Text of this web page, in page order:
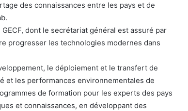
des connaissances entre les pays et de
dont le secrétariat général est assuré par
progresser les technologies modernes dans
le déploiement et le transfert de
et les performances environnementales de
de formation pour les experts des pays
et connaissances, en développant des